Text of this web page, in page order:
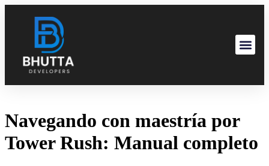
Navegando con maestría por
Tower Rush: Manual completo